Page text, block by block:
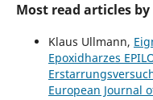
Most read articles
Klaus Ullmann,
Epoxidharzes
European Journal